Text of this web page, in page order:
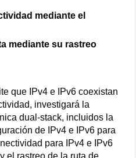
mediante el
mediante su rastreo
que IPv4 e IPv6 coexistan
investigará la
dual-stack, incluidos la
de IPv4 e IPv6 para
para IPv4 e IPv6
el rastreo de la ruta de